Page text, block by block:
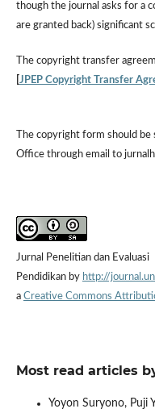
though the journal asks for a
are granted back) significant
Thecopyright transfer
JPEP Copyright Transfer
The copyright form should
Office through email to
Jurnal Penelitian dan Evaluasi
Pendidikan by http://
a Creative Commons
Most read articles
Yoyon Suryono, Puji